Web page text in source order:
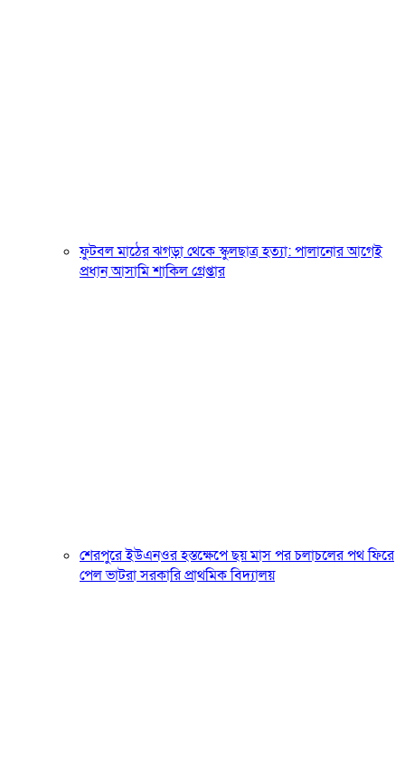
ফুটবল মাঠের ঝগড়া থেকে স্কুলছাত্র হত্যা: পালানোর আগেই
প্রধান আসামি শাকিল গ্রেপ্তার
শেরপুরে ইউএনওর হস্তক্ষেপে ছয় মাস পর চলাচলের পথ ফিরে
পেল ভাটরা সরকারি প্রাথমিক বিদ্যালয়